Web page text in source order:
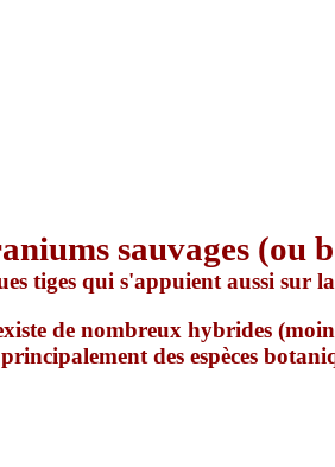
sauvages (ou
tiges qui s'appuient aussi sur
de nombreux hybrides
des espèces